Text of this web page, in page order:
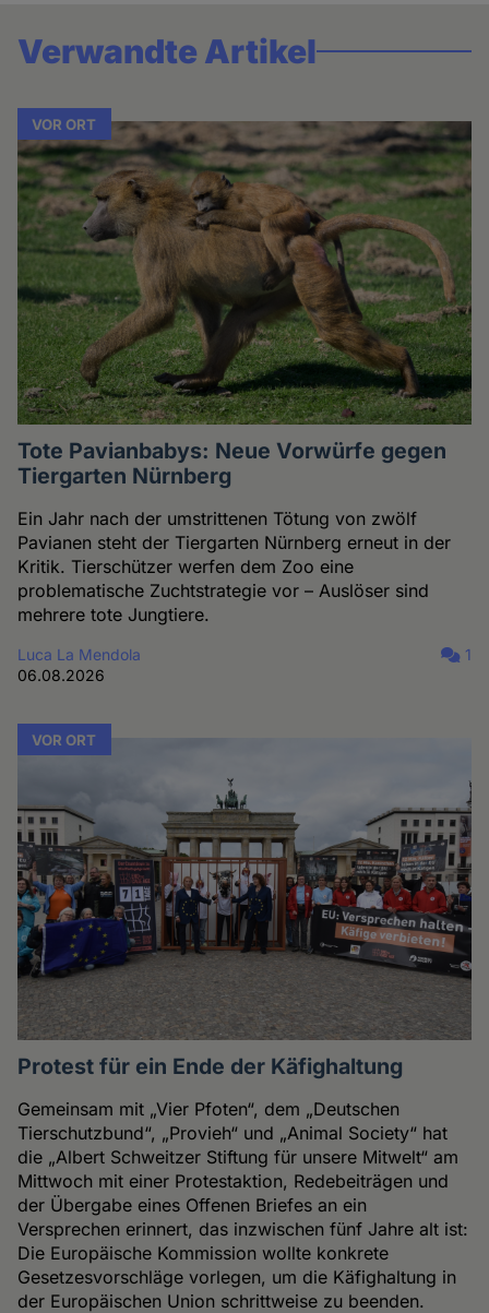
Verwandte Artikel
VOR ORT
Tote Pavianbabys: Neue Vorwürfe gegen
Tiergarten Nürnberg
Ein Jahr nach der umstrittenen Tötung von zwölf
Pavianen steht der Tiergarten Nürnberg erneut in der
Kritik. Tierschützer werfen dem Zoo eine
problematische Zuchtstrategie vor – Auslöser sind
mehrere tote Jungtiere.
Luca La Mendola
06.08.2026
1
VOR ORT
Protest für ein Ende der Käfighaltung
Gemeinsam mit „Vier Pfoten“, dem „Deutschen
Tierschutzbund“, „Provieh“ und „Animal Society“ hat
die „Albert Schweitzer Stiftung für unsere Mitwelt“ am
Mittwoch mit einer Protestaktion, Redebeiträgen und
der Übergabe eines Offenen Briefes an ein
Versprechen erinnert, das inzwischen fünf Jahre alt ist:
Die Europäische Kommission wollte konkrete
Gesetzesvorschläge vorlegen, um die Käfighaltung in
der Europäischen Union schrittweise zu beenden.